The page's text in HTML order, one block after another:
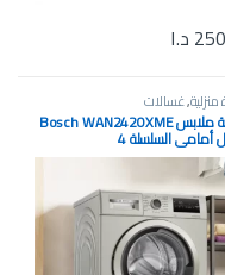
د.ا
,غسالات
غسالة ملابس Bosch WAN2420XME
أمامي السلسلة 4